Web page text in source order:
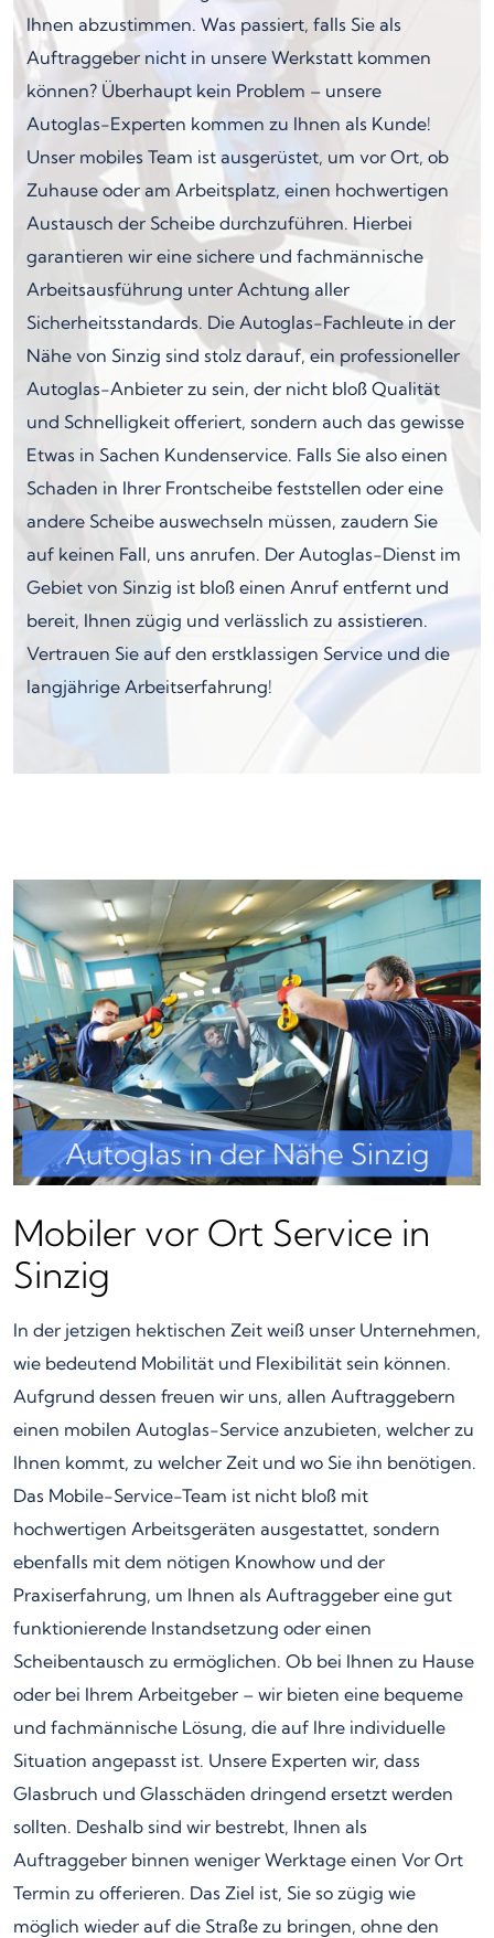
Ihnen abzustimmen. Was passiert, falls Sie als
Auftraggeber nicht in unsere Werkstatt kommen
können? Überhaupt kein Problem – unsere
Autoglas-Experten kommen zu Ihnen als Kunde!
Unser mobiles Team ist ausgerüstet, um vor Ort, ob
Zuhause oder am Arbeitsplatz, einen hochwertigen
Austausch der Scheibe durchzuführen. Hierbei
garantieren wir eine sichere und fachmännische
Arbeitsausführung unter Achtung aller
Sicherheitsstandards. Die Autoglas-Fachleute in der
Nähe von Sinzig sind stolz darauf, ein professioneller
Autoglas-Anbieter zu sein, der nicht bloß Qualität
und Schnelligkeit offeriert, sondern auch das gewisse
Etwas in Sachen Kundenservice. Falls Sie also einen
Schaden in Ihrer Frontscheibe feststellen oder eine
andere Scheibe auswechseln müssen, zaudern Sie
auf keinen Fall, uns anrufen. Der Autoglas-Dienst im
Gebiet von Sinzig ist bloß einen Anruf entfernt und
bereit, Ihnen zügig und verlässlich zu assistieren.
Vertrauen Sie auf den erstklassigen Service und die
langjährige Arbeitserfahrung!
Mobiler vor Ort Service in
Sinzig
In der jetzigen hektischen Zeit weiß unser Unternehmen,
wie bedeutend Mobilität und Flexibilität sein können.
Aufgrund dessen freuen wir uns, allen Auftraggebern
einen mobilen Autoglas-Service anzubieten, welcher zu
Ihnen kommt, zu welcher Zeit und wo Sie ihn benötigen.
Das Mobile-Service-Team ist nicht bloß mit
hochwertigen Arbeitsgeräten ausgestattet, sondern
ebenfalls mit dem nötigen Knowhow und der
Praxiserfahrung, um Ihnen als Auftraggeber eine gut
funktionierende Instandsetzung oder einen
Scheibentausch zu ermöglichen. Ob bei Ihnen zu Hause
oder bei Ihrem Arbeitgeber – wir bieten eine bequeme
und fachmännische Lösung, die auf Ihre individuelle
Situation angepasst ist. Unsere Experten wir, dass
Glasbruch und Glasschäden dringend ersetzt werden
sollten. Deshalb sind wir bestrebt, Ihnen als
Auftraggeber binnen weniger Werktage einen Vor Ort
Termin zu offerieren. Das Ziel ist, Sie so zügig wie
möglich wieder auf die Straße zu bringen, ohne den